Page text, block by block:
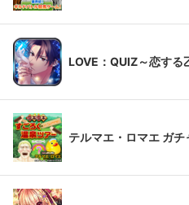
LOVE：QUIZ～恋する
テルマエ・ロマエ ガチ